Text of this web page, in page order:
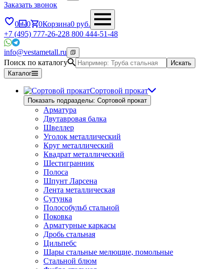
Заказать звонок
0 0 0Корзина0 руб.
+7 (495) 777-26-228 800 444-51-48
info@vestametall.ru
Поиск по каталогу
Искать
Каталог
Сортовой прокат
Показать подразделы: Сортовой прокат
Арматура
Двутавровая балка
Швеллер
Уголок металлический
Круг металлический
Квадрат металлический
Шестигранник
Полоса
Шпунт Ларсена
Лента металлическая
Сутунка
Полособульб стальной
Поковка
Арматурные каркасы
Дробь стальная
Цильпебс
Шары стальные мелющие, помольные
Стальной блюм